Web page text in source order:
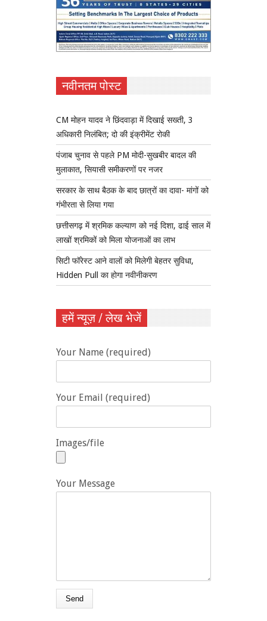
नवीनतम पोस्ट
CM मोहन यादव ने छिंदवाड़ा में दिखाई सख्ती, 3
अधिकारी निलंबित; दो की इंक्रीमेंट रोकी
पंजाब चुनाव से पहले PM मोदी-सुखबीर बादल की
मुलाकात, सियासी समीकरणों पर नजर
सरकार के साथ बैठक के बाद छात्रों का दावा- मांगों को
गंभीरता से लिया गया
छत्तीसगढ़ में श्रमिक कल्याण को नई दिशा, ढाई साल में
लाखों श्रमिकों को मिला योजनाओं का लाभ
सिटी फॉरेस्ट आने वालों को मिलेगी बेहतर सुविधा,
Hidden Pull का होगा नवीनीकरण
हमें न्यूज़ / लेख भेजें
Your Name (required)
Your Email (required)
Images/file
Your Message